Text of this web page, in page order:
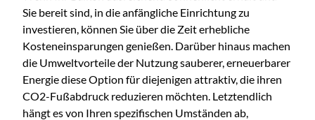
Sie bereit sind, in die anfängliche Einrichtung zu
investieren, können Sie über die Zeit erhebliche
Kosteneinsparungen genießen. Darüber hinaus machen
die Umweltvorteile der Nutzung sauberer, erneuerbarer
Energie diese Option für diejenigen attraktiv, die ihren
CO2-Fußabdruck reduzieren möchten. Letztendlich
hängt es von Ihren spezifischen Umständen ab,